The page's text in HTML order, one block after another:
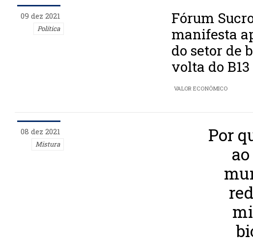
09 dez 2021
Política
Fórum
manifesta
do setor de
volta do B13
VALOR ECONÔMICO
08 dez 2021
Mistura
Por